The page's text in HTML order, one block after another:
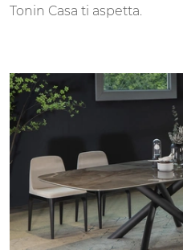
Tonin Casa ti aspetta.